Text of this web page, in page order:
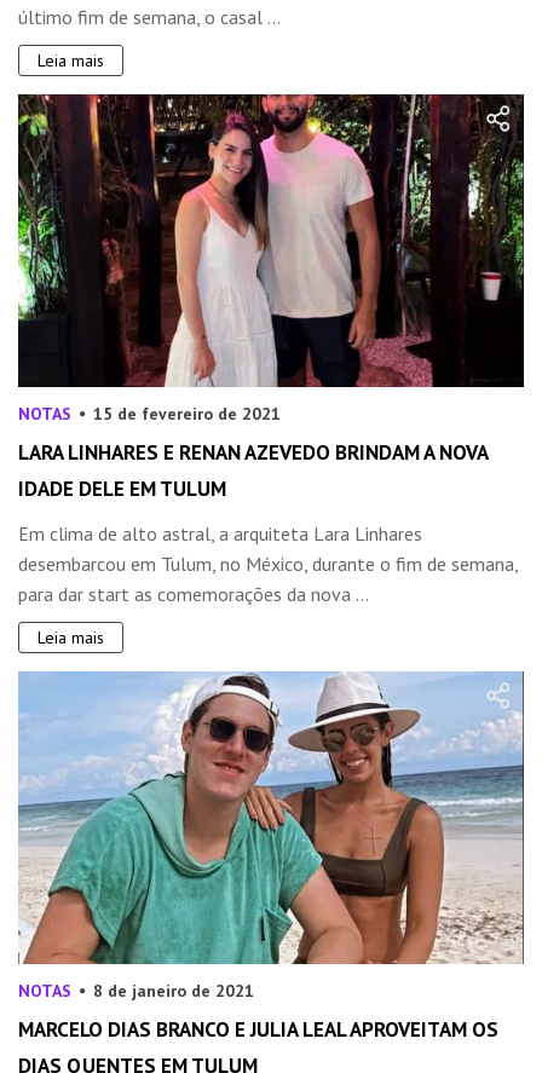
último fim de semana, o casal ...
Leia mais
NOTAS 15 de fevereiro de 2021
LARA LINHARES E RENAN AZEVEDO BRINDAM A NOVA
IDADE DELE EM TULUM
Em clima de alto astral, a arquiteta Lara Linhares
desembarcou em Tulum, no México, durante o fim de semana,
para dar start as comemorações da nova ...
Leia mais
NOTAS 8 de janeiro de 2021
MARCELO DIAS BRANCO E JULIA LEAL APROVEITAM OS
DIAS QUENTES EM TULUM